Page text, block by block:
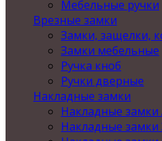
Мебельные ручки
Врезные замки
Замки, защелки,
Замки мебельные
Ручка кноб
Ручки дверные
Накладные замки
Накладные
Накладные замки